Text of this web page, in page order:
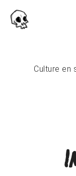
Culture en